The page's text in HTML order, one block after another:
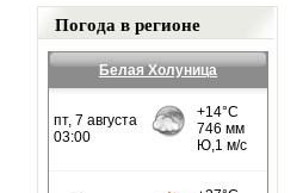
Погода в регионе
Белая Холуница